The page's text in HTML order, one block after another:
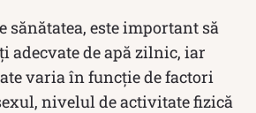
sănătatea, este important să
adecvate de apă zilnic, iar
varia în funcție de factori
nivelul de activitate fizică